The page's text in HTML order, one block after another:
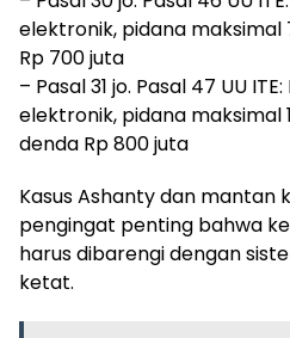
elektronik, pidana
Rp 700 juta
– Pasal 31 jo. Pasal 47 UU
elektronik, pidana maksimal
denda Rp 800 juta
Kasus Ashanty dan mantan
pengingat penting bahwa
harus dibarengi dengan
ketat.